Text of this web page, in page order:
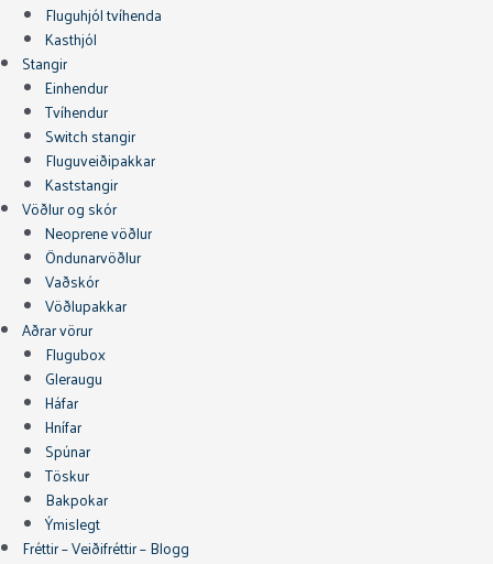
Fluguhjól tvíhenda
Kasthjól
Stangir
Einhendur
Tvíhendur
Switch stangir
Fluguveiðipakkar
Kaststangir
Vöðlur og skór
Neoprene vöðlur
Öndunarvöðlur
Vaðskór
Vöðlupakkar
Aðrar vörur
Flugubox
Gleraugu
Háfar
Hnífar
Spúnar
Töskur
Bakpokar
Ýmislegt
Fréttir – Veiðifréttir – Blogg